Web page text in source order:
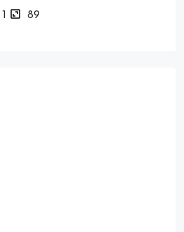
1 89